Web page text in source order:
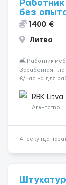
без
1400 €
Литва
🛋 Работник
Заработная
€/час на для
работы:RBK Litva
Агентство
41 секунда